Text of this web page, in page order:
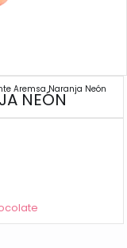
Aremsa Naranja Neón
NEÓN